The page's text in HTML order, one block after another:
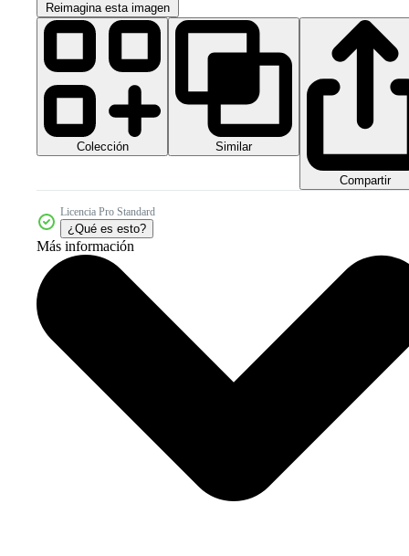
Reimagina esta imagen
Colección Similar
Compartir
Licencia Pro Standard
¿Qué es esto?
Más información